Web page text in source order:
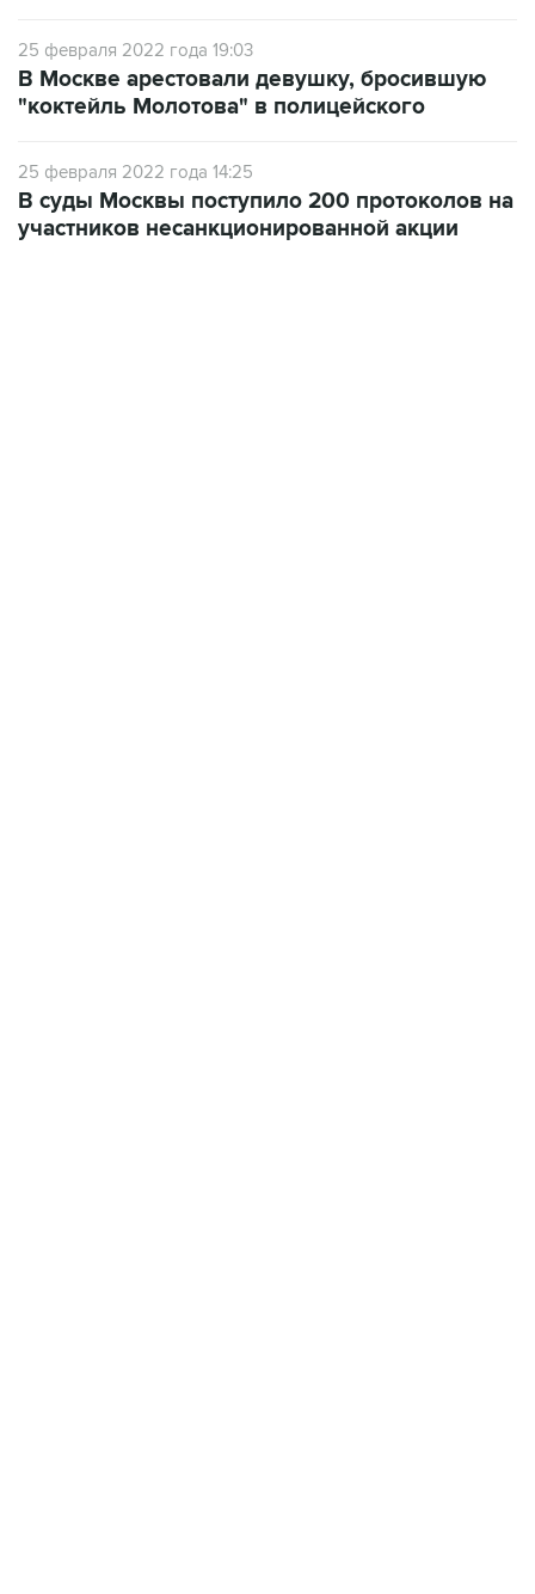
25 февраля 2022 года 19:03
В Москве арестовали девушку, бросившую
"коктейль Молотова" в полицейского
25 февраля 2022 года 14:25
В суды Москвы поступило 200 протоколов на
участников несанкционированной акции